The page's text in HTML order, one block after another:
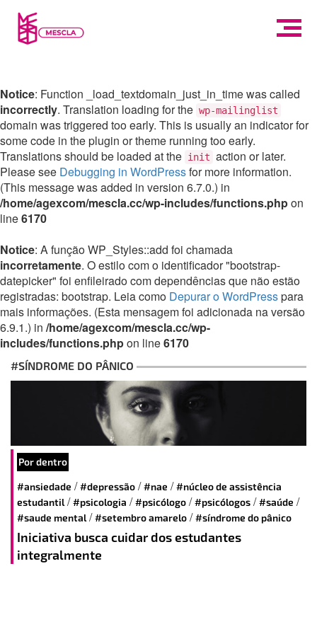
Notice: Function _load_textdomain_just_in_time was called
incorrectly. Translation loading for the wp-mailinglist
domain was triggered too early. This is usually an indicator for
some code in the plugin or theme running too early.
Translations should be loaded at the init action or later.
Please see Debugging in WordPressfor more information.
(This message was added in version 6.7.0.) in
/home/agexcom/mescla.cc/wp-includes/functions.phpon
line6170
Notice: A função WP_Styles::add foi chamada
incorretamente. O estilo com o identificador "bootstrap-
datepicker" foi enfileirado com dependências que não estão
registradas: bootstrap. Leia como Depurar o WordPresspara
mais informações. (Esta mensagem foi adicionada na versão
6.9.1.) in /home/agexcom/mescla.cc/wp-
includes/functions.phpon line6170
#SÍNDROME DO PÂNICO
Por dentro
#ansiedade /#depressão /#nae /#núcleo de assistência
estudantil/#psicologia /#psicólogo /#psicólogos /#saúde /
#saude mental/#setembro amarelo /#síndrome do pânico
Iniciativa busca cuidar dos estudantes
integralmente